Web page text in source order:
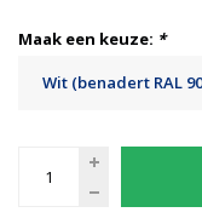
Maak een keuze: *
Wit (benadert RAL